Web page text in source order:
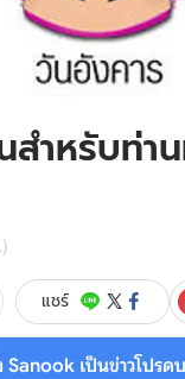
สำหรับท่า
แชร์
Sanook เป็นข่าวโปร